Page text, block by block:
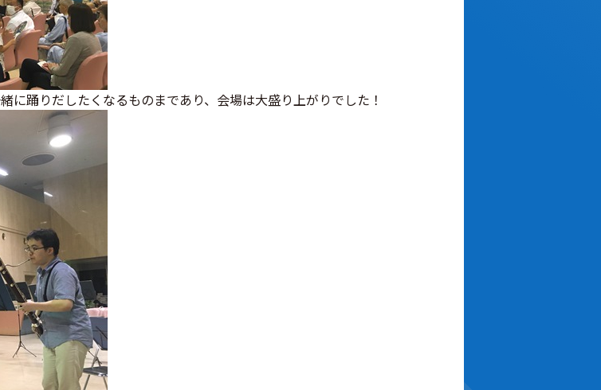
踊りだしたくなるものまであり、会場は大盛り上がりでした！